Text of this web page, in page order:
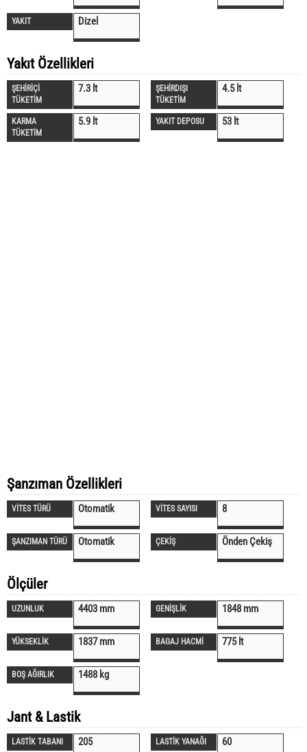
YAKIT Dizel
Yakıt Özellikleri
ŞEHİRİÇİ
TÜKETİM
7.3 lt
ŞEHİRDIŞI
TÜKETİM
4.5 lt
KARMA
TÜKETİM
5.9 lt YAKIT DEPOSU 53 lt
Şanzıman Özellikleri
VİTES TÜRÜ Otomatik VİTES SAYISI 8
ŞANZIMAN TÜRÜ Otomatik ÇEKİŞ Önden Çekiş
Ölçüler
UZUNLUK 4403 mm GENİŞLİK 1848 mm
YÜKSEKLİK 1837 mm BAGAJ HACMİ 775 lt
BOŞ AĞIRLIK 1488 kg
Jant & Lastik
LASTİK TABANI 205 LASTİK YANAĞI 60